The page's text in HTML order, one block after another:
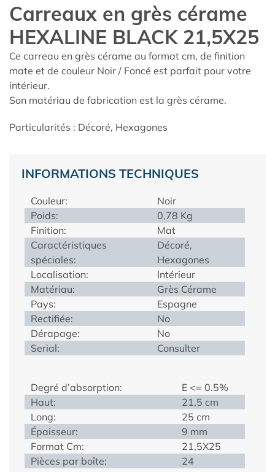
Carreaux en grès cérame
HEXALINE BLACK 21,5X25
Ce carreau en grès cérame au format cm, de finition
mate et de couleur Noir / Foncé est parfait pour votre
intérieur.
Son matériau de fabrication est la grès cérame.
Particularités : Décoré, Hexagones
INFORMATIONS TECHNIQUES
Couleur:
Noir
Poids:
0,78 Kg
Finition:
Mat
Caractéristiques
spéciales:
Décoré,
Hexagones
Localisation:
Intérieur
Matériau:
Grès Cérame
Pays:
Espagne
Rectifiée:
No
Dérapage:
No
Serial:
Consulter
Degré d’absorption:
E <= 0.5%
Haut:
21,5 cm
Long:
25 cm
Épaisseur:
9 mm
Format Cm:
21,5X25
Pièces par boîte:
24